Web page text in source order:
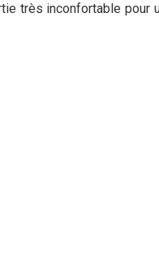
très inconfortable pour